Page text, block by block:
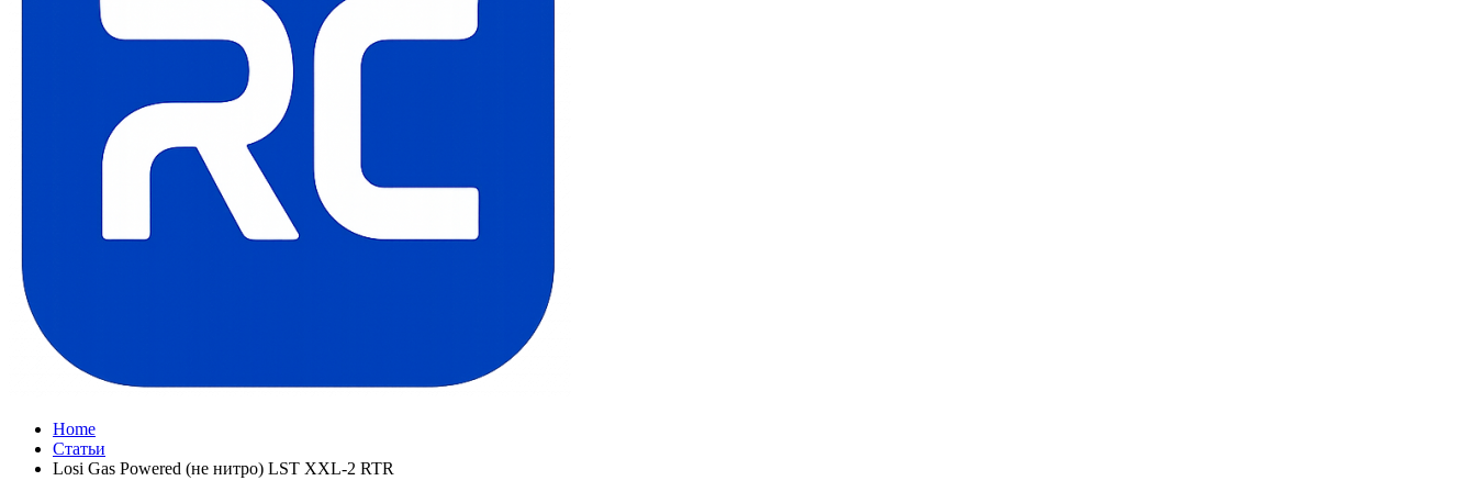
Home
Статьи
Losi Gas Powered (не нитро) LST XXL-2 RTR